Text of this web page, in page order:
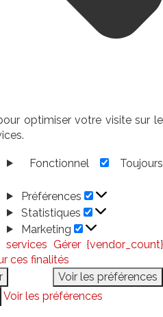
optimiser votre visite sur le
Fonctionnel
Toujours
Préférences
Statistiques
Marketing
services Gérer {vendor_count}
ces finalités
Voir les préférences
Voir les préférences